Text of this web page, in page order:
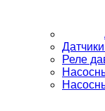
Реле